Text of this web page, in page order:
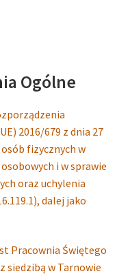
Ogólne
2016/679 z dnia 27
fizycznych w
i w sprawie
oraz uchylenia
dalej jako
Pracownia Świętego
siedzibą w Tarnowie